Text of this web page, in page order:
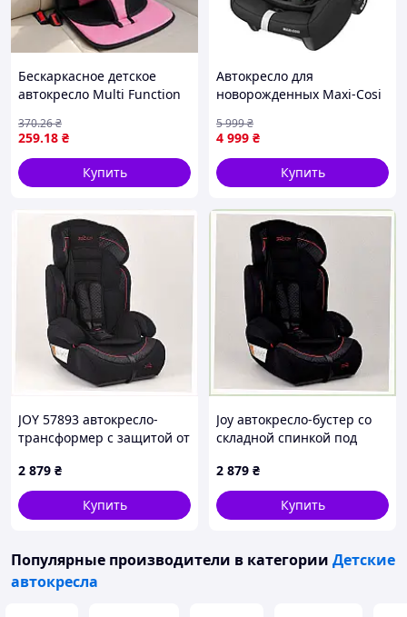
Бескаркасное детское
автокресло Multi Function
Кресло автомобильное
259.18 ₴
370.26₴
Купить
Автокресло для
новорожденных Maxi-Cosi
0+ (0-12 кг)
4 999 ₴
5 999₴
Купить
JOY 57893 автокресло-
трансформер с защитой от
X2T6073C77
2 879 ₴
Купить
Joy автокресло-бустер со
складной спинкой под
2 879 ₴
Купить
Популярные производители в категории Детские
автокресла